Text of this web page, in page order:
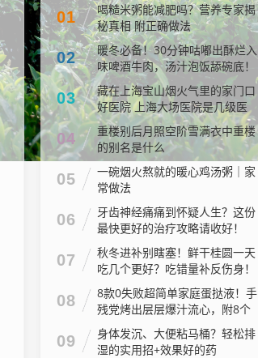
01
喝糙米粥能减肥吗？营养专家揭
秘真相 附正确做法
02
暖冬必备！30分钟咕嘟出酥烂入
味啤酒牛肉，汤汁泡饭舔碗底！
03
藏在上海宝山烟火气里的家门口
好医院 上海大场医院是几级医
院
04
重楼别后月照空阶雪满衣中重楼
的别名是什么
05
一碗烟火熬就的暖心鸡汤粥｜家
常做法
06
牙齿神经痛痛到怀疑人生？这份
最快更好的治疗攻略请收好！
07
秋冬进补别瞎塞！鲜干桂圆一天
吃几个更好？吃错量补反伤身！
08
8款0失败超简单家庭蛋挞液！手
残党烤出层层爆汁流心，附8个
家庭做法视频
09
身体发沉、大便粘马桶？轻松排
湿的实用招+效果好的药